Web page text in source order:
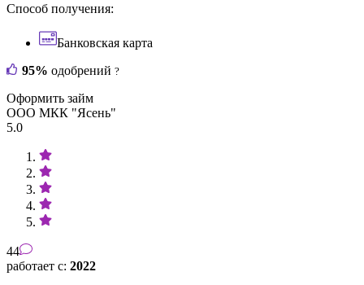
Способ получения:
Банковская карта
95% одобрений ?
Оформить займ
ООО МКК "Ясень"
5.0
44
работает с: 2022